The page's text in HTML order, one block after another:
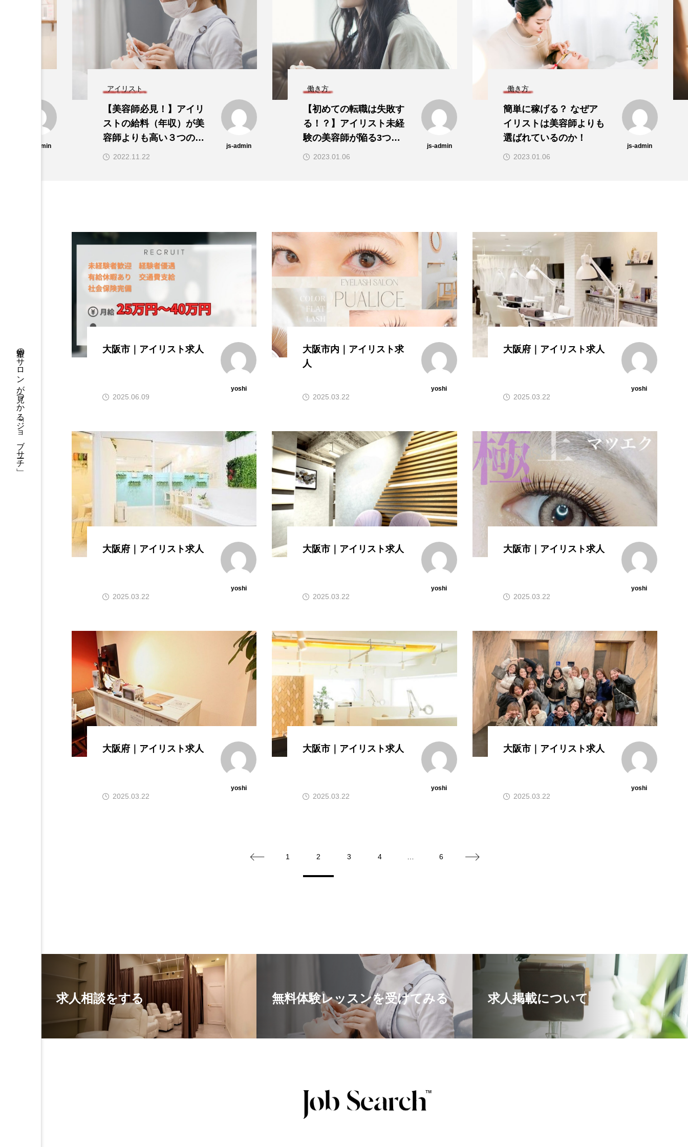
希望のサロンが見つかる「ジョブサーチ」
js-admin
働き方
【初めての転職は失敗す
る！？】アイリスト未経
験の美容師が陥る3つの
罠。
js-admin
2023.01.06
働き方
簡単に稼げる？ なぜア
イリストは美容師よりも
選ばれているのか！
js-admin
2023.01.06
働き方
美容師からアイリストに
なるには資格が必要？
最短でアイリストを目指
す方法
js-admin
2022.11.22
大阪市｜アイリスト求人
yoshi
2025.06.09
大阪市内｜アイリスト求
人
yoshi
2025.03.22
大阪府｜アイリスト求人
yoshi
2025.03.22
大阪府｜アイリスト求人
yoshi
2025.03.22
大阪市｜アイリスト求人
yoshi
2025.03.22
大阪市｜アイリスト求人
yoshi
2025.03.22
大阪府｜アイリスト求人
yoshi
2025.03.22
大阪市｜アイリスト求人
yoshi
2025.03.22
大阪市｜アイリスト求人
yoshi
2025.03.22
1 2 3 4 6
求人相談をする 無料体験レッスンを受けてみる 求人掲載について